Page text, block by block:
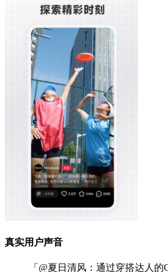
真实用户声音
「@夏日清风：通过穿搭达人